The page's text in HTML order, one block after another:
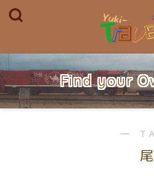
Find your
―